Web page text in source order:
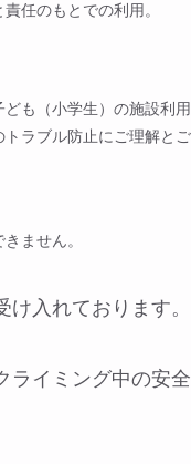
任のもとでの利用。
も（小学生）の施設利用
ラブル防止にご理解と
ません。
入れております。
イミング中の安